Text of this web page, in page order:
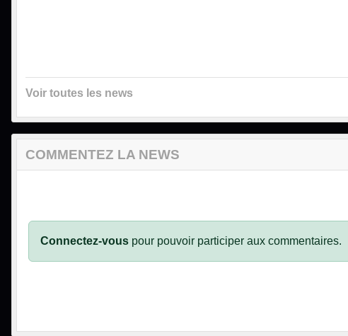
Voir toutes les news
COMMENTEZ LA NEWS
Connectez-vous pour pouvoir participer aux commentaires.